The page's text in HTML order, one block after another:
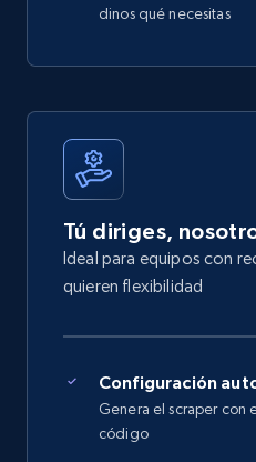
dinos qué necesitas
Tú diriges,
Ideal para equipos con
quieren flexibilidad
Configuración
Genera el scraper con
código